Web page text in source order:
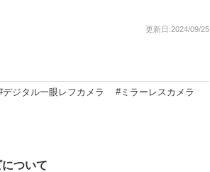
更新日:2024/09/25
デジタル一眼レフカメラ
#ミラーレスカメラ
ついて